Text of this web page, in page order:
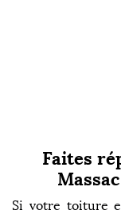
Faites
Si votre toiture